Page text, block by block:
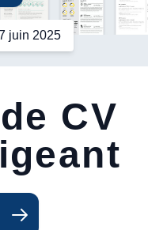
juin 2025
CV